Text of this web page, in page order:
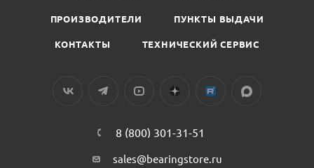
ПРОИЗВОДИТЕЛИ ПУНКТЫ ВЫДАЧИ
КОНТАКТЫ ТЕХНИЧЕСКИЙ СЕРВИС
8 (800) 301-31-51
sales@bearingstore.ru